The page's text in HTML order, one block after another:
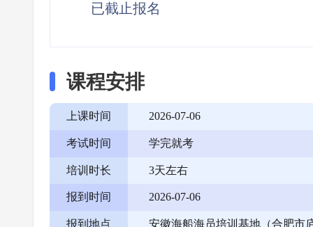
已截止报名
课程安排
上课时间 2026-07-06
考试时间 学完就考
培训时长 3天左右
报到时间 2026-07-06
报到地点 安徽海船海员培训基地（合肥市